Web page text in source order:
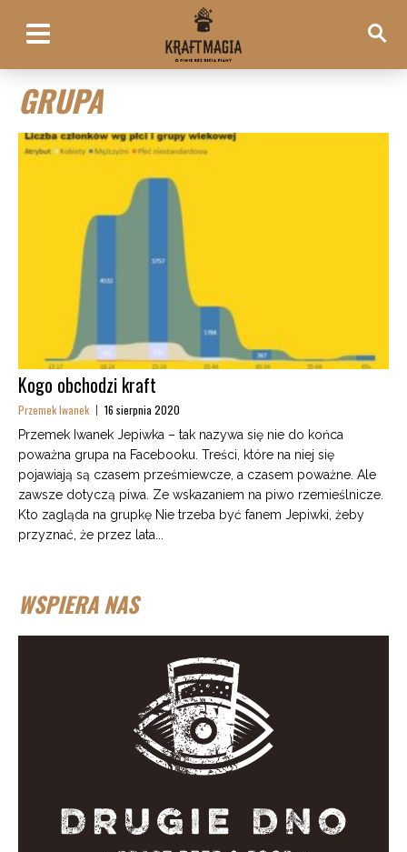
GRUPA
Kogo obchodzi kraft
Przemek Iwanek 16 sierpnia 2020
Przemek Iwanek Jepiwka – tak nazywa się nie do końca
poważna grupa na Facebooku. Treści, które na niej się
pojawiają są czasem prześmiewcze, a czasem poważne. Ale
zawsze dotyczą piwa. Ze wskazaniem na piwo rzemieślnicze.
Kto zagląda na grupkę Nie trzeba być fanem Jepiwki, żeby
przyznać, że przez lata...
WSPIERA NAS